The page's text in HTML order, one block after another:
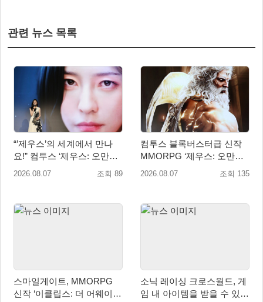
관련 뉴스 목록
“’제우스’의 세계에서 만나
요!” 컴투스 ‘제우스: 오만의
신’ 쇼케이스 찾은 배우 박지
2026.08.07 조회 89
컴투스 블록버스터급 신작
MMORPG ‘제우스: 오만의
신’, 8월 26일 출시!
2026.08.07 조회 135
스마일게이트, MMORPG
신작 ‘이클립스: 더 어웨이크
소닉 레이싱 크로스월드, 게
임 내 아이템을 받을 수 있는